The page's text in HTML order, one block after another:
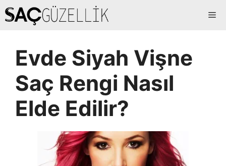
İçeriğe
atla
Evde Siyah Vişne
Saç Rengi Nasıl
Elde Edilir?